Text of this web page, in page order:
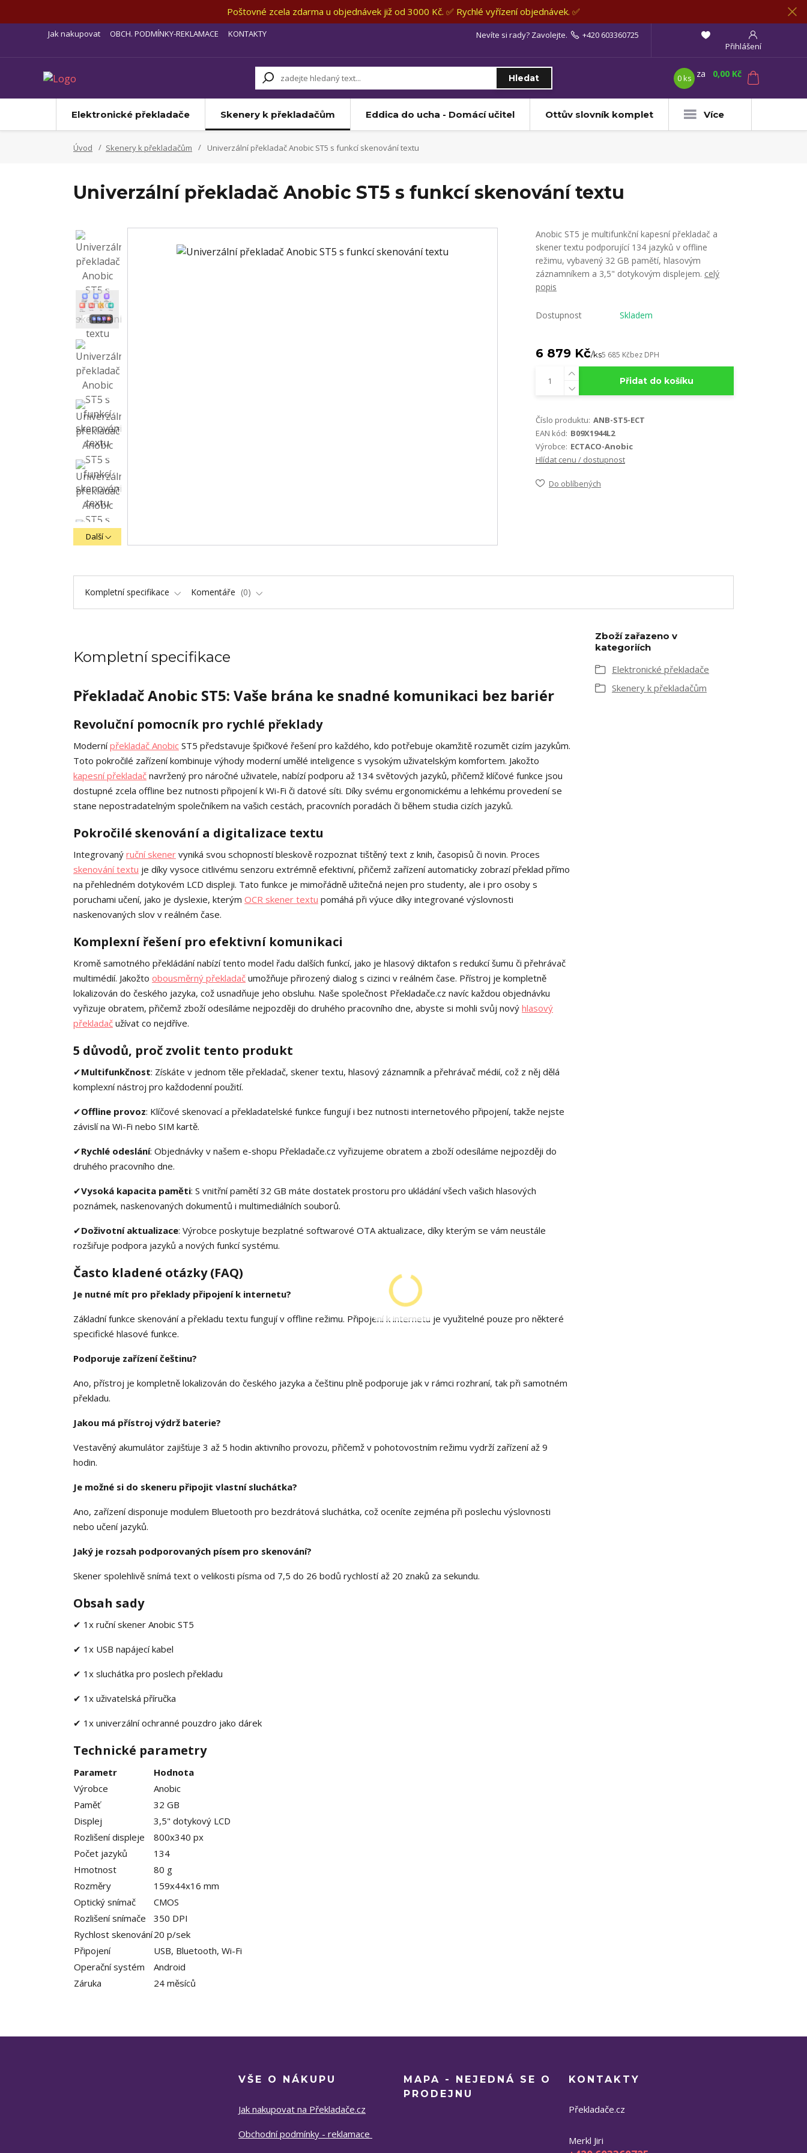
Poštovné zcela zdarma u objednávek již od 3000 Kč. ✅ Rychlé vyřízení objednávek. ✅
Jak nakupovat OBCH. PODMÍNKY-REKLAMACE
KONTAKTY
Přihlášení
Hledat
Nevíte si rady? Zavolejte. +420 603360725
0ks za 0,00 Kč
Elektronické překladače Skenery k překladačům Eddica do ucha - Domácí učitel Ottův slovník komplet Více
Úvod Skenery k překladačům Univerzální překladač Anobic ST5 s funkcí skenování textu
Univerzální překladač Anobic ST5 s funkcí skenování textu
Další
Anobic ST5 je multifunkční kapesní překladač a
skener textu podporující 134 jazyků v offline
režimu, vybavený 32 GB pamětí, hlasovým
záznamníkem a 3,5" dotykovým displejem. celý
popis
Dostupnost Skladem
6 879 Kč/ks5 685 Kčbez DPH
Přidat do košíku
Číslo produktu: ANB-ST5-ECT
EAN kód: B09X1944L2
Výrobce: ECTACO-Anobic
Hlídat cenu / dostupnost
Do oblíbených
Kompletní specifikace Komentáře 0
Kompletní specifikace
Překladač Anobic ST5: Vaše brána ke snadné komunikaci bez bariér
Revoluční pomocník pro rychlé překlady
Modernípřekladač Anobic ST5 představuje špičkové řešení pro každého, kdo potřebuje okamžitě rozumět cizím jazykům.
Toto pokročilé zařízení kombinuje výhody moderní umělé inteligence s vysokým uživatelským komfortem. Jakožto
kapesní překladač navržený pro náročné uživatele, nabízí podporu až 134 světových jazyků, přičemž klíčové funkce jsou
dostupné zcela offline bez nutnosti připojení k Wi-Fi či datové síti. Díky svému ergonomickému a lehkému provedení se
stane nepostradatelným společníkem na vašich cestách, pracovních poradách či během studia cizích jazyků.
Pokročilé skenování a digitalizace textu
Integrovaný ruční skener vyniká svou schopností bleskově rozpoznat tištěný text z knih, časopisů či novin. Proces
skenování textu je díky vysoce citlivému senzoru extrémně efektivní, přičemž zařízení automaticky zobrazí překlad přímo
na přehledném dotykovém LCD displeji. Tato funkce je mimořádně užitečná nejen pro studenty, ale i pro osoby s
poruchami učení, jako je dyslexie, kterým OCR skener textu pomáhá při výuce díky integrované výslovnosti
naskenovaných slov v reálném čase.
Komplexní řešení pro efektivní komunikaci
Kromě samotného překládání nabízí tento model řadu dalších funkcí, jako je hlasový diktafon s redukcí šumu či přehrávač
multimédií. Jakožto obousměrný překladač umožňuje přirozený dialog s cizinci v reálném čase. Přístroj je kompletně
lokalizován do českého jazyka, což usnadňuje jeho obsluhu. Naše společnost Překladače.cz navíc každou objednávku
vyřizuje obratem, přičemž zboží odesíláme nejpozději do druhého pracovního dne, abyste si mohli svůj nový hlasový
překladač užívat co nejdříve.
5 důvodů, proč zvolit tento produkt
✔Multifunkčnost: Získáte v jednom těle překladač, skener textu, hlasový záznamník a přehrávač médií, což z něj dělá
komplexní nástroj pro každodenní použití.
✔Offline provoz: Klíčové skenovací a překladatelské funkce fungují i bez nutnosti internetového připojení, takže nejste
závislí na Wi-Fi nebo SIM kartě.
✔Rychlé odeslání: Objednávky v našem e-shopu Překladače.cz vyřizujeme obratem a zboží odesíláme nejpozději do
druhého pracovního dne.
✔Vysoká kapacita paměti: S vnitřní pamětí 32 GB máte dostatek prostoru pro ukládání všech vašich hlasových
poznámek, naskenovaných dokumentů i multimediálních souborů.
✔Doživotní aktualizace: Výrobce poskytuje bezplatné softwarové OTA aktualizace, díky kterým se vám neustále
rozšiřuje podpora jazyků a nových funkcí systému.
Často kladené otázky (FAQ)
Je nutné mít pro překlady připojení k internetu?
Základní funkce skenování a překladu textu fungují v offline režimu. Připojení k internetu je využitelné pouze pro některé
specifické hlasové funkce.
Podporuje zařízení češtinu?
Ano, přístroj je kompletně lokalizován do českého jazyka a češtinu plně podporuje jak v rámci rozhraní, tak při samotném
překladu.
Jakou má přístroj výdrž baterie?
Vestavěný akumulátor zajišťuje 3 až 5 hodin aktivního provozu, přičemž v pohotovostním režimu vydrží zařízení až 9
hodin.
Je možné si do skeneru připojit vlastní sluchátka?
Ano, zařízení disponuje modulem Bluetooth pro bezdrátová sluchátka, což oceníte zejména při poslechu výslovnosti
nebo učení jazyků.
Jaký je rozsah podporovaných písem pro skenování?
Skener spolehlivě snímá text o velikosti písma od 7,5 do 26 bodů rychlostí až 20 znaků za sekundu.
Obsah sady
✔ 1x ruční skener Anobic ST5
✔ 1x USB napájecí kabel
✔ 1x sluchátka pro poslech překladu
✔ 1x uživatelská příručka
✔ 1x univerzální ochranné pouzdro jako dárek
Technické parametry
Parametr
Hodnota
Výrobce
Anobic
Paměť
32 GB
Displej
3,5" dotykový LCD
Rozlišení displeje
800x340 px
Počet jazyků
134
Hmotnost
80 g
Rozměry
159x44x16 mm
Optický snímač
CMOS
Rozlišení snímače
350 DPI
Rychlost skenování20 p/sek
Připojení
USB, Bluetooth, Wi-Fi
Operační systém
Android
Záruka
24 měsíců
Zboží zařazeno v
kategoriích
Elektronické překladače
Skenery k překladačům
VŠE O NÁKUPU
Jak nakupovat na Překladače.cz
Obchodní podmínky - reklamace
MAPA - NEJEDNÁ SE O
PRODEJNU
KONTAKTY
Překladače.cz
Merkl Jiri